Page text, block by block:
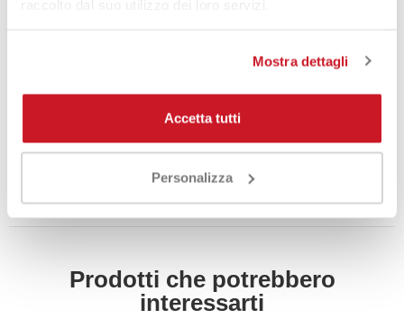
Mostra dettagli
Accetta tutti
Personalizza
raffinato, garantendoprestazioni eccellentie uno stile
impeccabile. Perfetti per chi desidera un look distintivo senza
rinunciare al comfort e alla praticità in campo.
DETTAGLI DEL PRODOTTO
Prodotti che potrebbero
interessarti